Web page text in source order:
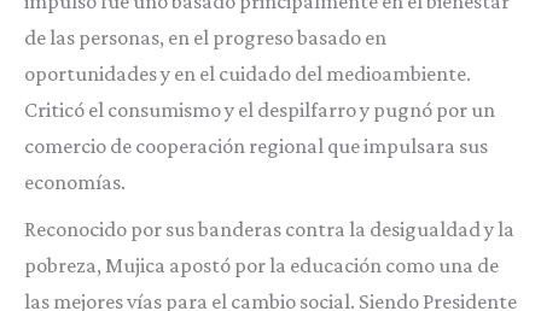
de las personas, en el progreso basado en
oportunidades y en el cuidado del medioambiente.
Criticó el consumismo y el despilfarro y pugnó por un
comercio de cooperación regional que impulsara sus
economías.
Reconocido por sus banderas contra la desigualdad y la
pobreza, Mujica apostó por la educación como una de
las mejores vías para el cambio social. Siendo Presidente